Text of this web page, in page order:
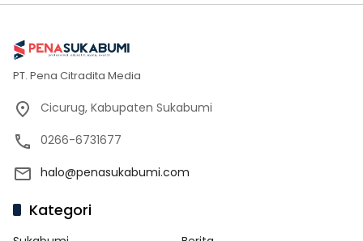
PT. Pena Citradita Media
Cicurug, Kabupaten Sukabumi
0266-6731677
halo@penasukabumi.com
Kategori